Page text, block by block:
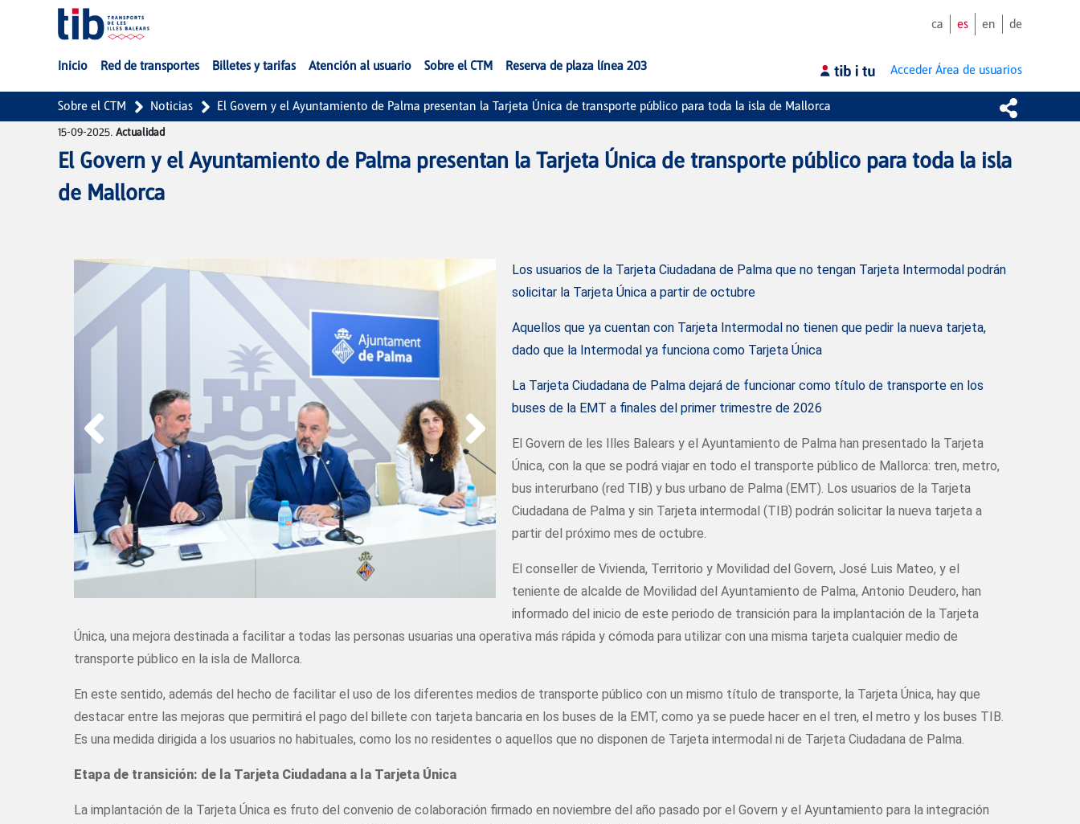
Saltar al contenido principal
ca es en de
Inicio Red de transportes Billetes y tarifas Atención al usuario Sobre el CTM Reserva de plaza línea 203 Acceder Área de usuarios
Sobre el CTM Noticias El Govern y el Ayuntamiento de Palma presentan la Tarjeta Única de transporte público para toda la isla de Mallorca
15-09-2025. Actualidad
El Govern y el Ayuntamiento de Palma presentan la Tarjeta Única de transporte público para toda la isla
de Mallorca
Los usuarios de la Tarjeta Ciudadana de Palma que no tengan Tarjeta Intermodal podrán
solicitar la Tarjeta Única a partir de octubre
Aquellos que ya cuentan con Tarjeta Intermodal no tienen que pedir la nueva tarjeta,
dado que la Intermodal ya funciona como Tarjeta Única
La Tarjeta Ciudadana de Palma dejará de funcionar como título de transporte en los
buses de la EMT a finales del primer trimestre de 2026
El Govern de les Illes Balears y el Ayuntamiento de Palma han presentado la Tarjeta
Única, con la que se podrá viajar en todo el transporte público de Mallorca: tren, metro,
bus interurbano (red TIB) y bus urbano de Palma (EMT). Los usuarios de la Tarjeta
Ciudadana de Palma y sin Tarjeta intermodal (TIB) podrán solicitar la nueva tarjeta a
partir del próximo mes de octubre.
El conseller de Vivienda, Territorio y Movilidad del Govern, José Luis Mateo, y el
teniente de alcalde de Movilidad del Ayuntamiento de Palma, Antonio Deudero, han
informado del inicio de este periodo de transición para la implantación de la Tarjeta
Única, una mejora destinada a facilitar a todas las personas usuarias una operativa más rápida y cómoda para utilizar con una misma tarjeta cualquier medio de
transporte público en la isla de Mallorca.
En este sentido, además del hecho de facilitar el uso de los diferentes medios de transporte público con un mismo título de transporte, la Tarjeta Única, hay que
destacar entre las mejoras que permitirá el pago del billete con tarjeta bancaria en los buses de la EMT, como ya se puede hacer en el tren, el metro y los buses TIB.
Es una medida dirigida a los usuarios no habituales, como los no residentes o aquellos que no disponen de Tarjeta intermodal ni de Tarjeta Ciudadana de Palma.
Etapa de transición: de la Tarjeta Ciudadana a la Tarjeta Única
La implantación de la Tarjeta Única es fruto del convenio de colaboración firmado en noviembre del año pasado por el Govern y el Ayuntamiento para la integración